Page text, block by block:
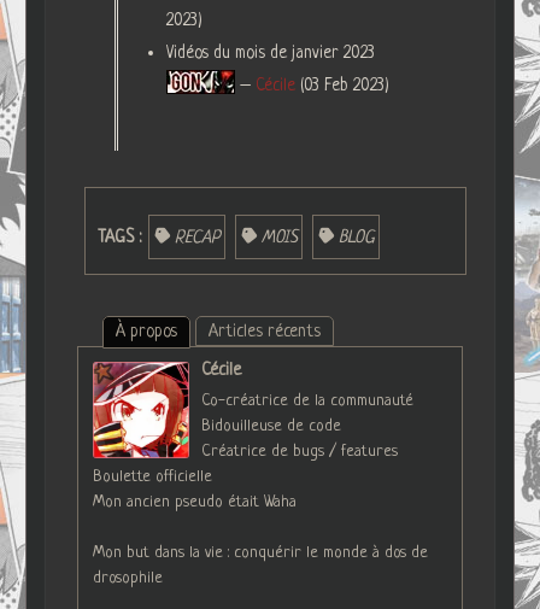
2023)
Vidéos du mois de janvier 2023
– Cécile(03 Feb 2023)
TAGS : RECAP MOIS BLOG
À propos
Articles récents
Cécile
Co-créatrice de la communauté
Bidouilleuse de code
Créatrice de bugs / features
Boulette officielle
Mon ancien pseudo était Waha
Mon but dans la vie : conquérir le monde à dos de
drosophile